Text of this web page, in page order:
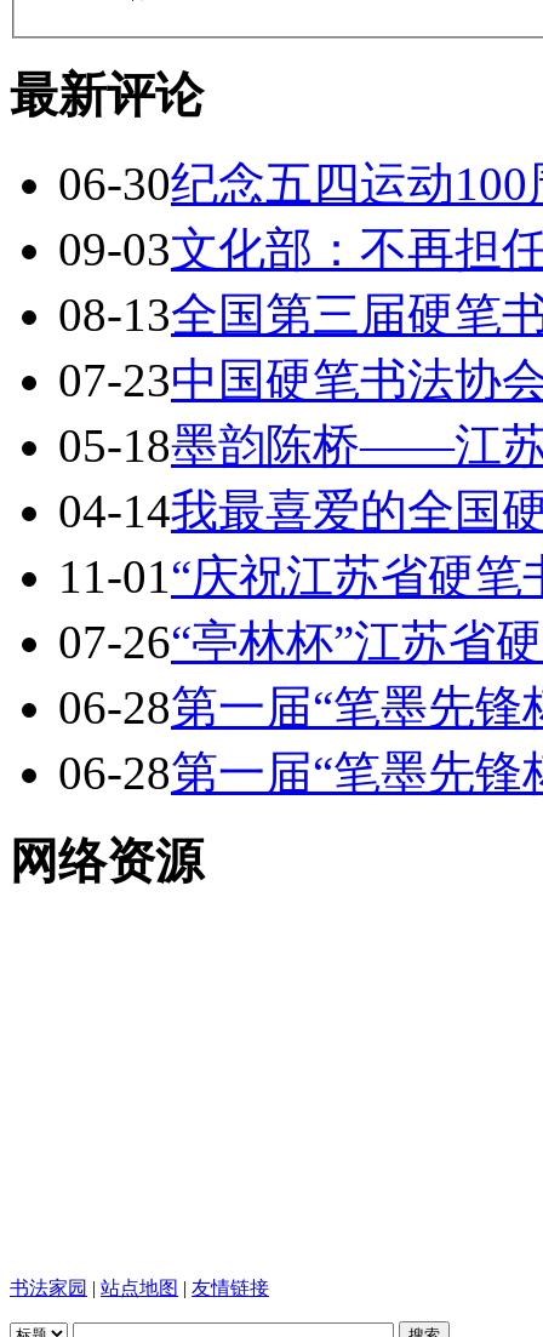
最新评论
06-30纪念五四运动
09-03文化部：不再担
08-13全国第三届硬笔
07-23中国硬笔书法协
05-18墨韵陈桥——江
04-14我最喜爱的全国
11-01“庆祝江苏省硬
07-26“亭林杯”江苏省
06-28第一届“笔墨先锋
06-28第一届“笔墨先锋
网络资源
书法家园 | 站点地图 | 友情链接